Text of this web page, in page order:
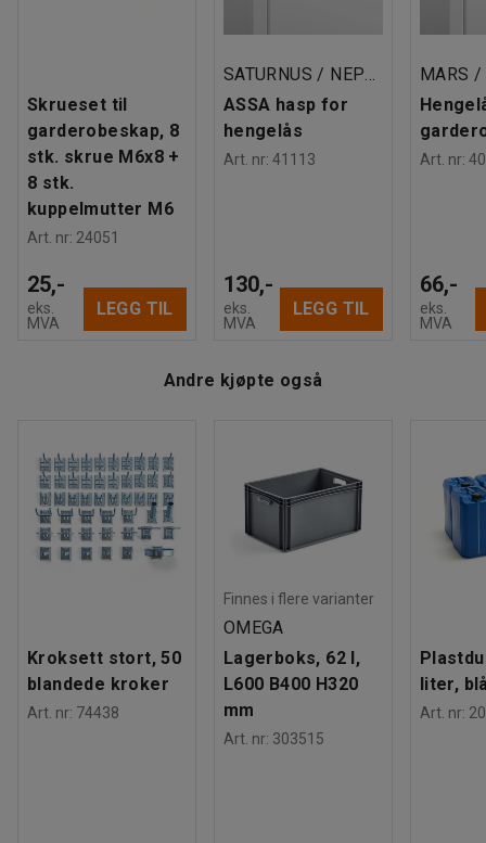
300 mm
Tak: Flatt
Materiale: Stål
Farge dør: Lys grå
Fargekode dør
Farge stamme: Lys grå
Fargekode stamme
Antall seksjoner: 2
Anbefalt antall personer til håndtering: 2
Kvalitets- og miljømerking
Skrueset til
garderobeskap, 8
stk. skrue M6x8 +
8 stk.
kuppelmutter M6
Art. nr: 24051
25,-
eks.
MVA
LEGG TIL
ASSA hasp for
hengelås
Art. nr: 41113
130,-
eks.
MVA
LEGG TIL
Art. nr:
66,-
eks.
MVA
Andre kjøpte også
Kroksett stort, 50
blandede kroker
Art. nr: 74438
Finnes i flere varianter
OMEGA
Lagerboks, 62 l,
L600 B400 H320
mm
Art. nr: 303515
liter,
Art. nr: